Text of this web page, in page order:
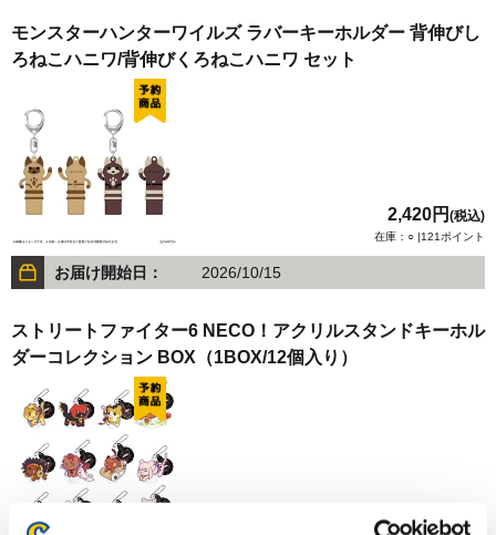
モンスターハンターワイルズ ラバーキーホルダー 背伸びし
ろねこハニワ/背伸びくろねこハニワ セット
2,420円 (税込)
在庫：○ |121ポイント
お届け開始日： 2026/10/15
ストリートファイター6 NECO！アクリルスタンドキーホル
ダーコレクション BOX（1BOX/12個入り）